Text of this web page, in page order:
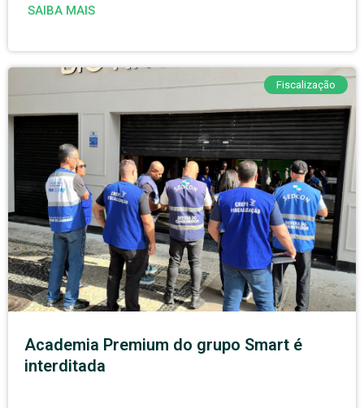
SAIBA MAIS
Fiscalização
Academia Premium do grupo Smart é
interditada